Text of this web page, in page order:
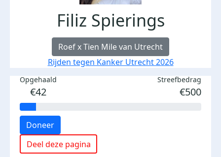
Filiz Spierings
Roef x Tien Mile van Utrecht
Rijden tegen Kanker Utrecht 2026
Opgehaald
€42
Streefbedrag
€500
Doneer
Deel deze pagina